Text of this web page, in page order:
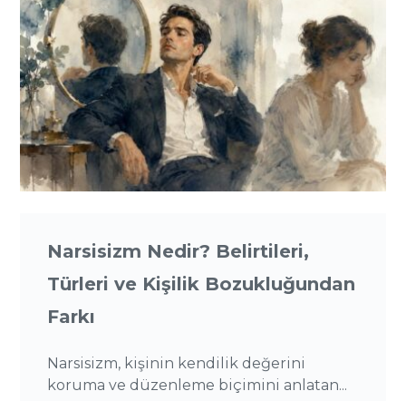
Narsisizm Nedir? Belirtileri,
Türleri ve Kişilik Bozukluğundan
Farkı
Narsisizm, kişinin kendilik değerini
koruma ve düzenleme biçimini anlatan...